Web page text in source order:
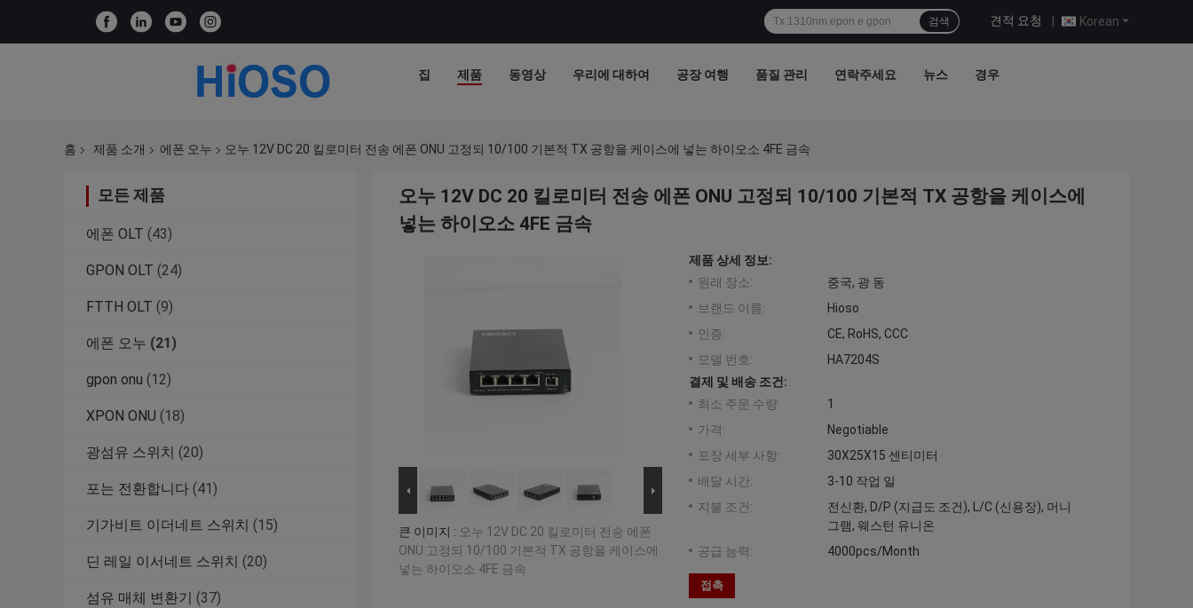
Korean
견적 요청 |
검색
집 제품 동영상 우리에 대하여 공장 여행 품질 관리 연락주세요 뉴스 경우
홈 제품 소개 에폰 오누 오누 12V DC 20 킬로미터 전송 에폰 ONU 고정되 10/100 기본적 TX 공항을 케이스에 넣는 하이오소 4FE 금속
모든 제품
에폰 OLT (43)
GPON OLT (24)
FTTH OLT (9)
에폰 오누 (21)
gpon onu (12)
XPON ONU (18)
광섬유 스위치 (20)
포는 전환합니다 (41)
기가비트 이더네트 스위치 (15)
딘 레일 이서네트 스위치 (20)
섬유 매체 변환기 (37)
오누 12V DC 20 킬로미터 전송 에폰 ONU 고정되 10/100 기본적 TX 공항을 케이스에
넣는 하이오소 4FE 금속
큰 이미지 : 오누 12V DC 20 킬로미터 전송 에폰
ONU 고정되 10/100 기본적 TX 공항을 케이스에
넣는 하이오소 4FE 금속
제품 상세 정보:
원래 장소:
중국, 광 동
브랜드 이름:
Hioso
인증:
CE, RoHS, CCC
모델 번호:
HA7204S
결제 및 배송 조건:
최소 주문 수량:
1
가격:
Negotiable
포장 세부 사항:
30X25X15 센티미터
배달 시간:
3-10 작업 일
지불 조건:
전신환, D/P (지급도 조건), L/C (신용장), 머니
그램, 웨스턴 유니온
공급 능력:
4000pcs/Month
접촉